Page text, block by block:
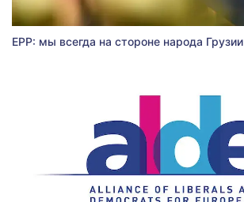
EPP: мы всегда на стороне народа Грузии